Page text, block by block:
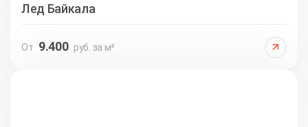
Лед Байкала
От 9.400 руб. за м²